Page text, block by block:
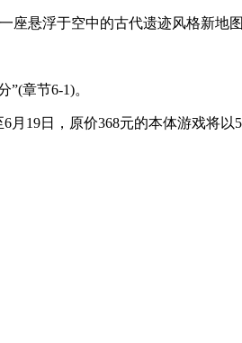
座悬浮于空中的古代遗迹风格新
章节6-1)。
19日，原价368元的本体游戏将以